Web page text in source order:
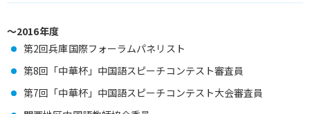
～2016年度
第2回兵庫国際フォーラムパネリスト
第8回「中華杯」中国語スピーチコンテスト審査員
第7回「中華杯」中国語スピーチコンテスト大会審査員